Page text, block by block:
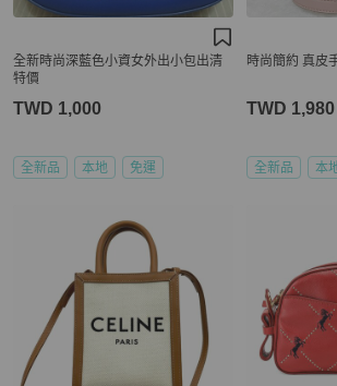
全新時尚深藍色小資女外出小包出清
特價
TWD 1,000
全新品 本地 免運
時尚簡約 真皮
TWD 1,980
全新品 本